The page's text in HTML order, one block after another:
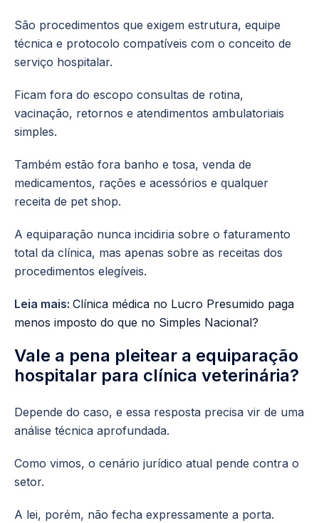
São procedimentos que exigem estrutura, equipe
técnica e protocolo compatíveis com o conceito de
serviço hospitalar.
Ficam fora do escopo consultas de rotina,
vacinação, retornos e atendimentos ambulatoriais
simples.
Também estão fora banho e tosa, venda de
medicamentos, rações e acessórios e qualquer
receita de pet shop.
A equiparação nunca incidiria sobre o faturamento
total da clínica, mas apenas sobre as receitas dos
procedimentos elegíveis.
Leia mais: Clínica médica no Lucro Presumido paga
menos imposto do que no Simples Nacional?
Vale a pena pleitear a equiparação
hospitalar para clínica veterinária?
Depende do caso, e essa resposta precisa vir de uma
análise técnica aprofundada.
Como vimos, o cenário jurídico atual pende contra o
setor.
A lei, porém, não fecha expressamente a porta.